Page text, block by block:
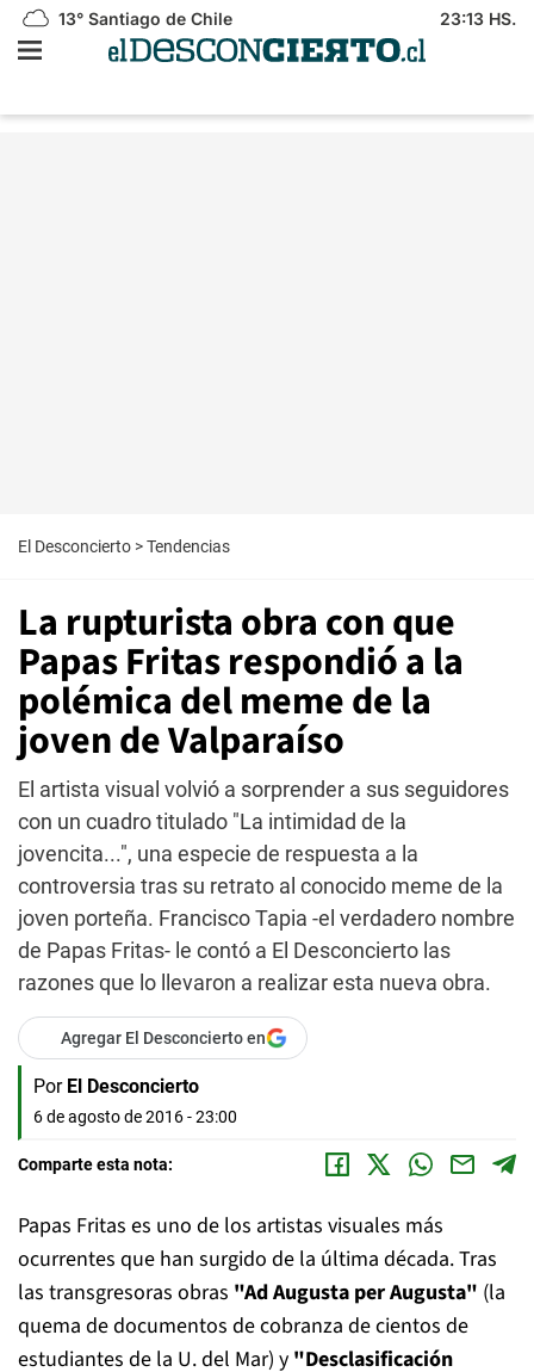
13° Santiago de Chile 23:13 HS.
El Desconcierto >Tendencias
La rupturista obra con que
Papas Fritas respondió a la
polémica del meme de la
joven de Valparaíso
El artista visual volvió a sorprender a sus seguidores
con un cuadro titulado "La intimidad de la
jovencita...", una especie de respuesta a la
controversia tras su retrato al conocido meme de la
joven porteña. Francisco Tapia -el verdadero nombre
de Papas Fritas- le contó a El Desconcierto las
razones que lo llevaron a realizar esta nueva obra.
Agregar El Desconcierto en
Por El Desconcierto
6 de agosto de 2016 - 23:00
Comparte esta nota:
Papas Fritas es uno de los artistas visuales más
ocurrentes que han surgido de la última década. Tras
las transgresoras obras "Ad Augusta per Augusta" (la
quema de documentos de cobranza de cientos de
estudiantes de la U. del Mar) y "Desclasificación